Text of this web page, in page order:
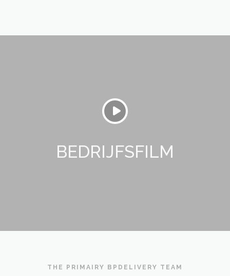
BEDRIJFSFILM
THE PRIMAIRY BPDELIVERY TEAM